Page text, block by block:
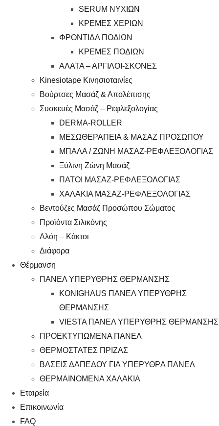
SERUM ΝΥΧΙΩΝ
ΚΡΕΜΕΣ ΧΕΡΙΩΝ
ΦΡΟΝΤΙΔΑ ΠΟΔΙΩΝ
ΚΡΕΜΕΣ ΠΟΔΙΩΝ
ΑΛΑΤΑ – ΑΡΓΙΛΟΙ-ΣΚΟΝΕΣ
Kinesiotape Κινησιοταινίες
Βούρτσες Μασάζ & Απολέπισης
Συσκευές Μασάζ – Ρεφλεξολογίας
DERMA-ROLLER
ΜΕΣΩΘΕΡΑΠΕΙΑ & ΜΑΣΑΖ ΠΡΟΣΩΠΟΥ
ΜΠΑΛΑ / ΖΩΝΗ ΜΑΣΑΖ-ΡΕΦΛΕΞΟΛΟΓΙΑΣ
Ξύλινη Ζώνη Μασάζ
ΠΑΤΟΙ ΜΑΣΑΖ-ΡΕΦΛΕΞΟΛΟΓΙΑΣ
ΧΑΛΑΚΙΑ ΜΑΣΑΖ-ΡΕΦΛΕΞΟΛΟΓΙΑΣ
Βεντούζες Μασάζ Προσώπου Σώματος
Προϊόντα Σιλικόνης
Αλόη – Κάκτοι
Διάφορα
Θέρμανση
ΠΑΝΕΛ ΥΠΕΡΥΘΡΗΣ ΘΕΡΜΑΝΣΗΣ
KONIGHAUS ΠΑΝΕΛ ΥΠΕΡΥΘΡΗΣ
ΘΕΡΜΑΝΣΗΣ
VIESTA ΠΑΝΕΛ ΥΠΕΡΥΘΡΗΣ ΘΕΡΜΑΝΣΗΣ
ΠΡΟΕΚΤΥΠΩΜΕΝΑ ΠΑΝΕΛ
ΘΕΡΜΟΣΤΑΤΕΣ ΠΡΙΖΑΣ
ΒΑΣΕΙΣ ΔΑΠΕΔΟΥ ΓΙΑ ΥΠΕΡΥΘΡA ΠΑΝΕΛ
ΘΕΡΜΑΙΝΟΜΕΝΑ ΧΑΛΑΚΙΑ
Εταιρεία
Επικοινωνία
FAQ